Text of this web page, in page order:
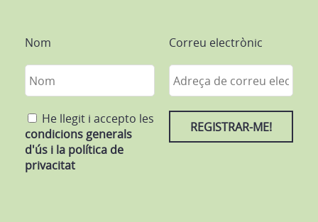
Nom
He llegit i accepto les
condicions generals
d'ús i la política de
privacitat
Correu electrònic